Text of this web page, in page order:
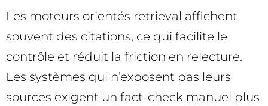
Les moteurs orientés retrieval affichent
souvent des citations, ce qui facilite le
contrôle et réduit la friction en relecture.
Les systèmes qui n’exposent pas leurs
sources exigent un fact-check manuel plus